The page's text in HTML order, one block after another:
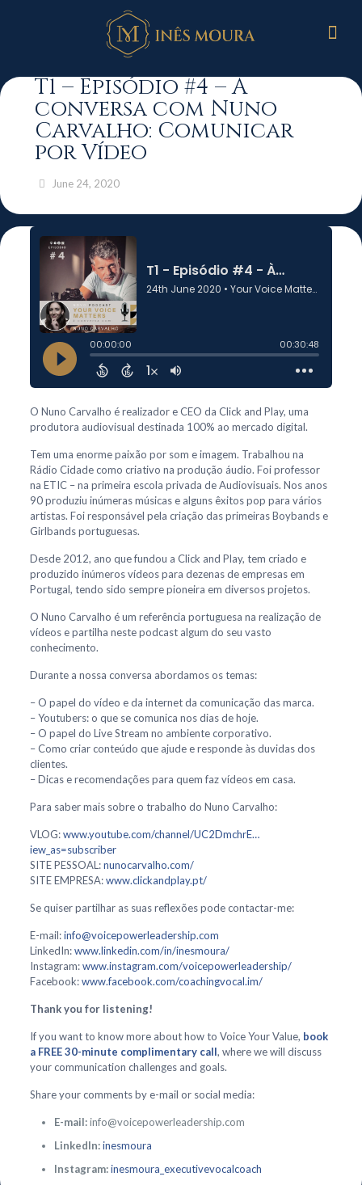
T1 – Episódio #4 – À
conversa com Nuno
Carvalho: Comunicar
por Vídeo
June 24, 2020
O Nuno Carvalho é realizador e CEO da Click and Play, uma
produtora audiovisual destinada 100% ao mercado digital.
Tem uma enorme paixão por som e imagem. Trabalhou na
Rádio Cidade como criativo na produção áudio. Foi professor
na ETIC – na primeira escola privada de Audiovisuais. Nos anos
90 produziu inúmeras músicas e alguns êxitos pop para vários
artistas. Foi responsável pela criação das primeiras Boybands e
Girlbands portuguesas.
Desde 2012, ano que fundou a Click and Play, tem criado e
produzido inúmeros vídeos para dezenas de empresas em
Portugal, tendo sido sempre pioneira em diversos projetos.
O Nuno Carvalho é um referência portuguesa na realização de
vídeos e partilha neste podcast algum do seu vasto
conhecimento.
Durante a nossa conversa abordamos os temas:
– O papel do vídeo e da internet da comunicação das marca.
– Youtubers: o que se comunica nos dias de hoje.
– O papel do Live Stream no ambiente corporativo.
– Como criar conteúdo que ajude e responde às duvidas dos
clientes.
– Dicas e recomendações para quem faz vídeos em casa.
Para saber mais sobre o trabalho do Nuno Carvalho:
VLOG:www.youtube.com/channel/UC2DmchrE…
iew_as=subscriber
SITE PESSOAL:nunocarvalho.com/
SITE EMPRESA:www.clickandplay.pt/
Se quiser partilhar as suas reflexões pode contactar-me:
E-mail:info@voicepowerleadership.com
LinkedIn:www.linkedin.com/in/inesmoura/
Instagram:www.instagram.com/voicepowerleadership/
Facebook:www.facebook.com/coachingvocal.im/
Thank you for listening!
If you want to know more about how to Voice Your Value, book
a FREE 30-minute complimentary call, where we will discuss
your communication challenges and goals.
Share your comments by e-mail or social media:
E-mail:info@voicepowerleadership.com
LinkedIn:inesmoura
Instagram:inesmoura_executivevocalcoach